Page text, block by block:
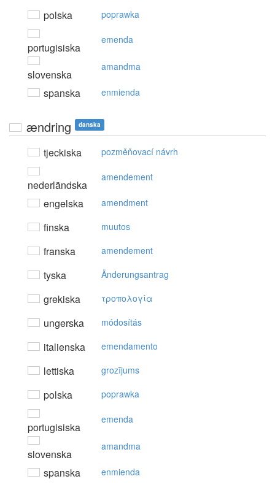
polska poprawka
portugisiska
emenda
slovenska
amandma
spanska enmienda
ændring danska
tjeckiska pozměňovací návrh
nederländska
amendement
engelska amendment
finska muutos
franska amendement
tyska Änderungsantrag
grekiska τρoπoλoγία
ungerska módosítás
italienska emendamento
lettiska grozījums
polska poprawka
portugisiska
emenda
slovenska
amandma
spanska enmienda